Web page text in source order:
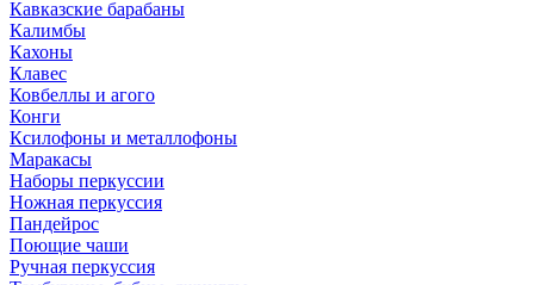
Кавказские барабаны
Калимбы
Кахоны
Клавес
Ковбеллы и агого
Конги
Ксилофоны и металлофоны
Маракасы
Наборы перкуссии
Ножная перкуссия
Пандейрос
Поющие чаши
Ручная перкуссия